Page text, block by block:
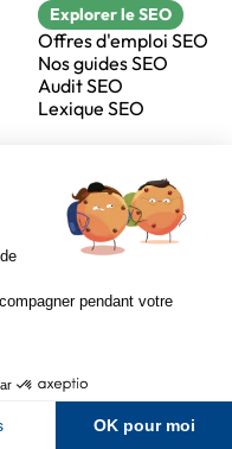
Explorer le SEO
Offres d'emploi SEO
Nos guides SEO
Audit SEO
Lexique SEO